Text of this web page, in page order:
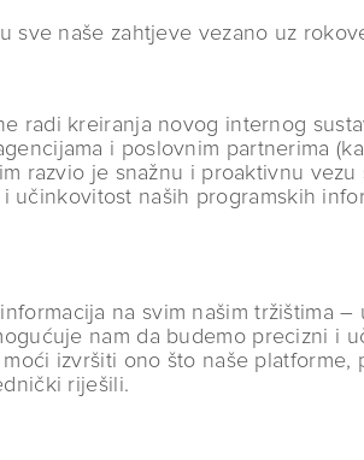
sve naše zahtjeve vezano uz
radi kreiranja novog internog
i poslovnim partnerima
razvio je snažnu i proaktivnu
naših programskih
na svim našim tržištima
nam da budemo precizni i
izvršiti ono što naše
riješili.